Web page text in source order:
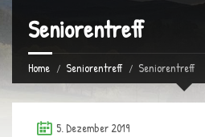
Seniorentreff
Home Seniorentreff Seniorentreff
5. Dezember 2019